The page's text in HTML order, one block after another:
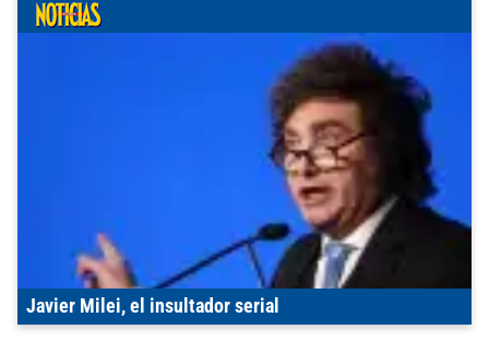
Javier Milei, el insultador serial